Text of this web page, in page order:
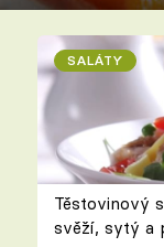
SALÁTY
Těstovinový
svěží, sytý a